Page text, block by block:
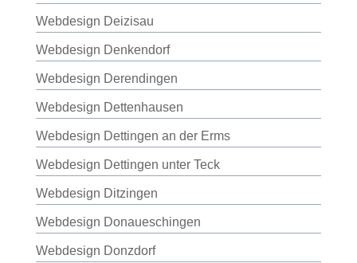
Webdesign Deizisau
Webdesign Denkendorf
Webdesign Derendingen
Webdesign Dettenhausen
Webdesign Dettingen an der Erms
Webdesign Dettingen unter Teck
Webdesign Ditzingen
Webdesign Donaueschingen
Webdesign Donzdorf